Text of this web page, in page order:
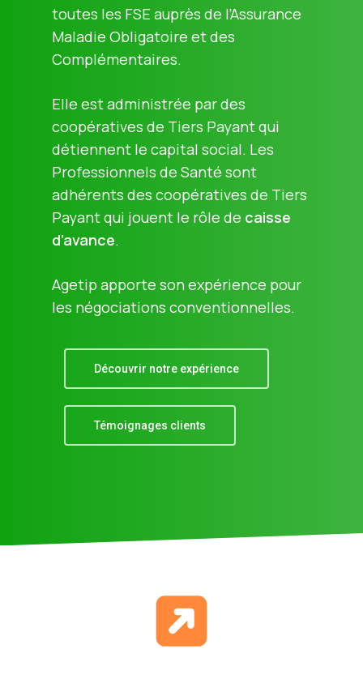
toutes les FSE auprès de l’Assurance
Maladie Obligatoire et des
Complémentaires.
Elle est administrée par des
coopératives de Tiers Payant qui
détiennent le capital social. Les
Professionnels de Santé sont
adhérents des coopératives de Tiers
Payant qui jouent le rôle de caisse
d’avance.
Agetip apporte son expérience pour
les négociations conventionnelles.
Découvrir notre expérience
Témoignages clients